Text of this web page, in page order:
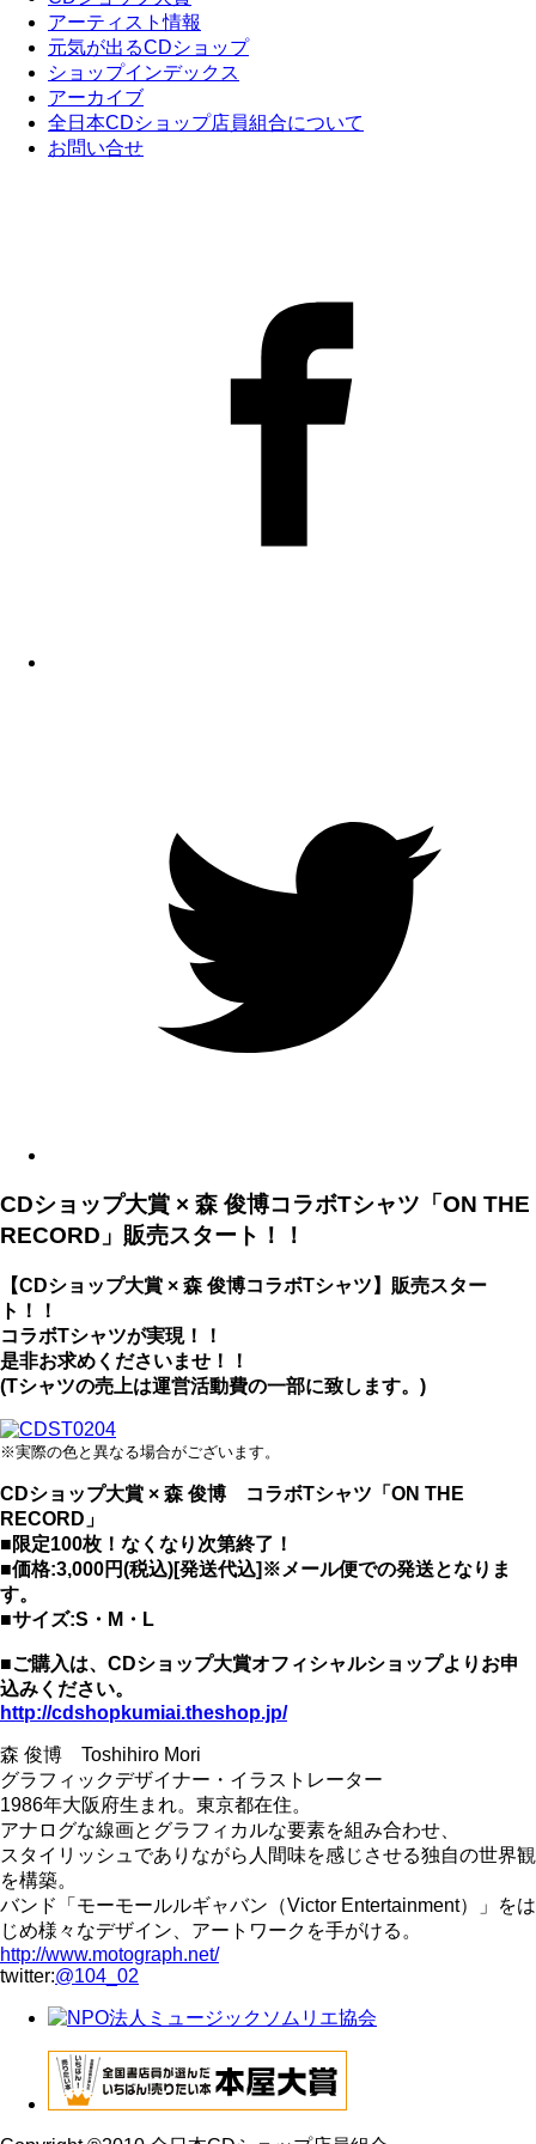
アーティスト情報
元気が出るCDショップ
ショップインデックス
アーカイブ
全日本CDショップ店員組合について
お問い合せ
CDショップ大賞 × 森 俊博コラボTシャツ「ON THE
RECORD」販売スタート！！
【CDショップ大賞 × 森 俊博コラボTシャツ】販売スター
ト！！
コラボTシャツが実現！！
是非お求めくださいませ！！
(Tシャツの売上は運営活動費の一部に致します。)
※実際の色と異なる場合がございます。
CDショップ大賞 × 森 俊博 コラボTシャツ「ON THE
RECORD」
■限定100枚！なくなり次第終了！
■価格:3,000円(税込)[発送代込]※メール便での発送となりま
す。
■サイズ:S・M・L
■ご購入は、CDショップ大賞オフィシャルショップよりお申
込みください。
http://cdshopkumiai.theshop.jp/
森 俊博 Toshihiro Mori
グラフィックデザイナー・イラストレーター
1986年大阪府生まれ。東京都在住。
アナログな線画とグラフィカルな要素を組み合わせ、
スタイリッシュでありながら人間味を感じさせる独自の世界観
を構築。
バンド「モーモールルギャバン（Victor Entertainment）」をは
じめ様々なデザイン、アートワークを手がける。
http://www.motograph.net/
twitter:@104_02